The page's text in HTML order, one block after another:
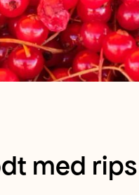
med rips